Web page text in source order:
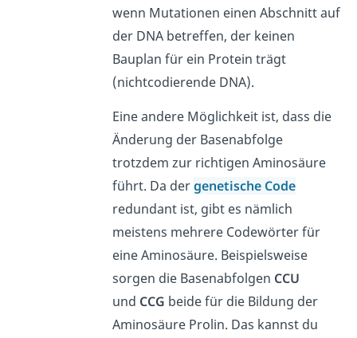
wenn Mutationen einen Abschnitt auf
der DNA betreffen, der keinen
Bauplan für ein Protein trägt
(nichtcodierende DNA).
Eine andere Möglichkeit ist, dass die
Änderung der Basenabfolge
trotzdem zur richtigen Aminosäure
führt. Da dergenetische Code
redundant ist, gibt es nämlich
meistens mehrere Codewörter für
eine Aminosäure. Beispielsweise
sorgen die Basenabfolgen CCU
und CCG beide für die Bildung der
Aminosäure Prolin. Das kannst du